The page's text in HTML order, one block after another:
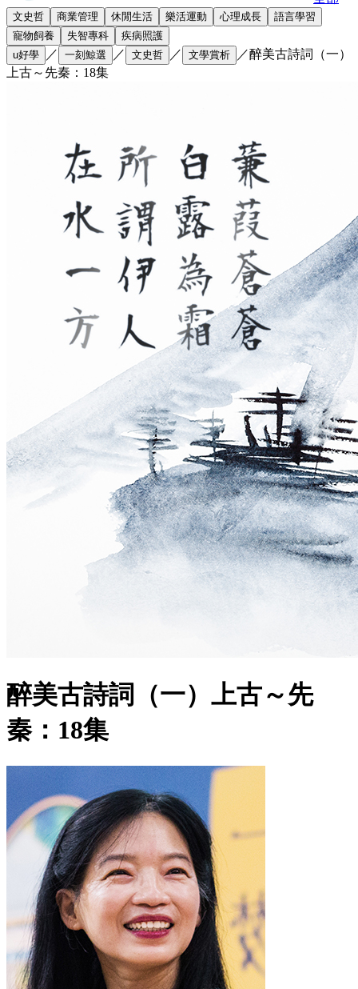
文史哲 商業管理 休閒生活 樂活運動 心理成長
語言學習
寵物飼養
失智專科
疾病照護
u好學
／ 一刻鯨選 ／ 文史哲 ／ 文學賞析 ／醉美古詩詞（一）
上古～先秦：18集
醉美古詩詞（一）上古～先
秦：18集